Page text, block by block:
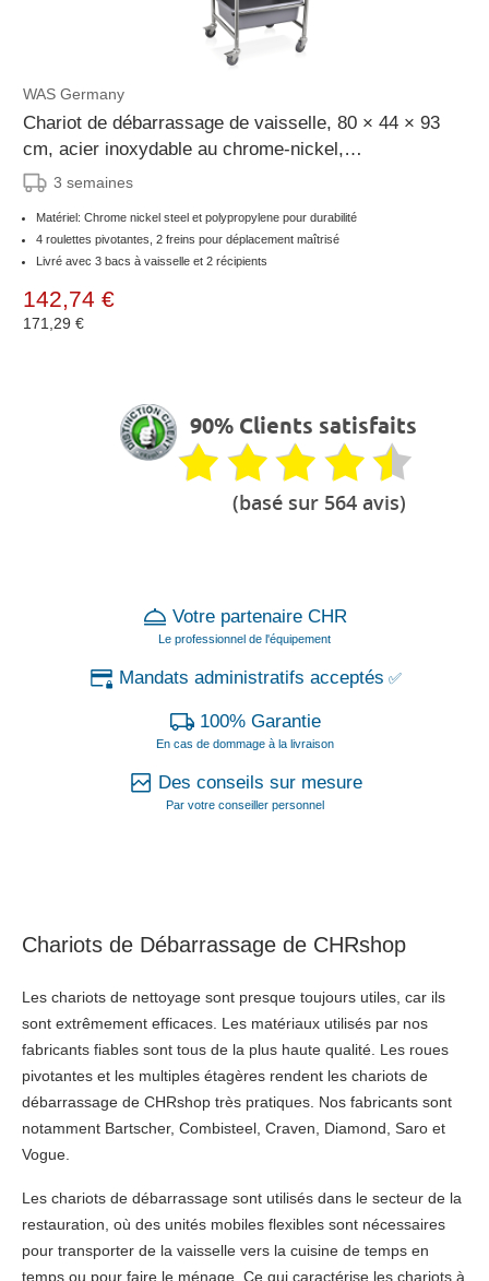
WAS Germany
Chariot de débarrassage de vaisselle, 80 × 44 × 93
cm, acier inoxydable au chrome-nickel,
polypropylène
3 semaines
Matériel: Chrome nickel steel et polypropylene pour durabilité
4 roulettes pivotantes, 2 freins pour déplacement maîtrisé
Livré avec 3 bacs à vaisselle et 2 récipients
142,74 €
171,29 €
90% Clients satisfaits
(basé sur 564 avis)
Votre partenaire CHR
Le professionnel de l'équipement
Mandats administratifs acceptés ✅
100% Garantie
En cas de dommage à la livraison
Des conseils sur mesure
Par votre conseiller personnel
Chariots de Débarrassage de CHRshop
Les chariots de nettoyage sont presque toujours utiles, car ils
sont extrêmement efficaces. Les matériaux utilisés par nos
fabricants fiables sont tous de la plus haute qualité. Les roues
pivotantes et les multiples étagères rendent les chariots de
débarrassage de CHRshop très pratiques. Nos fabricants sont
notamment Bartscher, Combisteel, Craven, Diamond, Saro et
Vogue.
Les chariots de débarrassage sont utilisés dans le secteur de la
restauration, où des unités mobiles flexibles sont nécessaires
pour transporter de la vaisselle vers la cuisine de temps en
temps ou pour faire le ménage. Ce qui caractérise les chariots à